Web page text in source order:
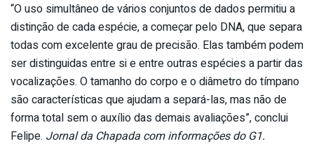
“O uso simultâneo de vários conjuntos de dados permitiu a
distinção de cada espécie, a começar pelo DNA, que separa
todas com excelente grau de precisão. Elas também podem
ser distinguidas entre si e entre outras espécies a partir das
vocalizações. O tamanho do corpo e o diâmetro do tímpano
são características que ajudam a separá-las, mas não de
forma total sem o auxílio das demais avaliações”, conclui
Felipe. Jornal da Chapada com informações do G1.